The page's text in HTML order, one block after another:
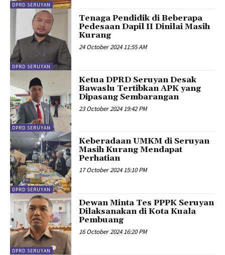
DPRD SERUYAN
DPRD SERUYAN
Tenaga Pendidik di Beberapa
Pedesaan Dapil II Dinilai Masih
Kurang
24 October 2024 11:55 AM
DPRD SERUYAN
Ketua DPRD Seruyan Desak
Bawaslu Tertibkan APK yang
Dipasang Sembarangan
23 October 2024 19:42 PM
DPRD SERUYAN
Keberadaan UMKM di Seruyan
Masih Kurang Mendapat
Perhatian
17 October 2024 15:10 PM
DPRD SERUYAN
Dewan Minta Tes PPPK Seruyan
Dilaksanakan di Kota Kuala
Pembuang
16 October 2024 16:20 PM